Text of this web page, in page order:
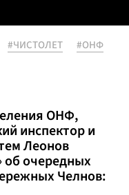
#ЧИСТОЛЕТ
#ОНФ
ОНФ,
инспектор и
Леонов
об очередных
Челнов: